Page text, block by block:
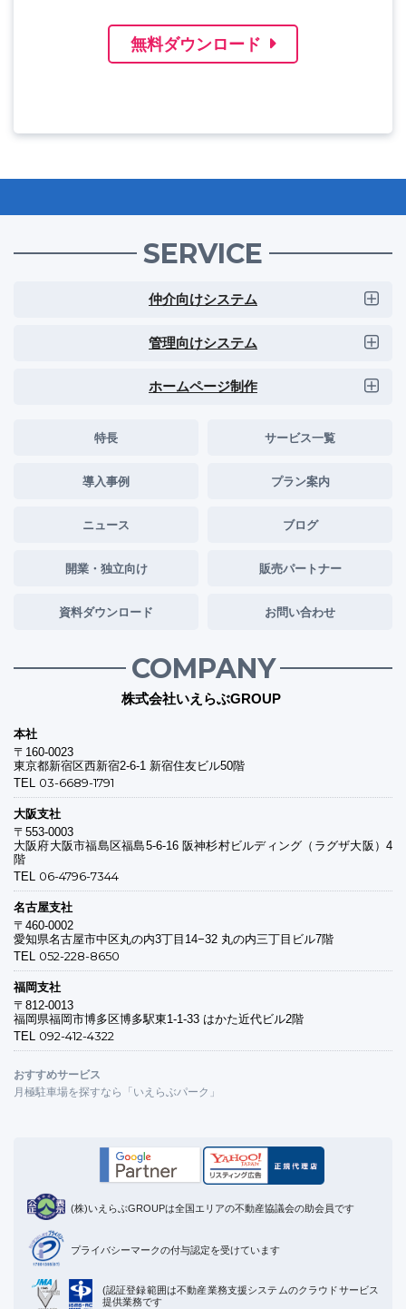
無料ダウンロード
SERVICE
仲介向けシステム
管理向けシステム
ホームページ制作
特長 サービス一覧
導入事例 プラン案内
ニュース ブログ
開業・独立向け 販売パートナー
資料ダウンロード お問い合わせ
COMPANY
株式会社いえらぶGROUP
本社
〒160-0023
東京都新宿区西新宿2-6-1 新宿住友ビル50階
TEL 03-6689-1791
大阪支社
〒553-0003
大阪府大阪市福島区福島5-6-16 阪神杉村ビルディング（ラグザ大阪）4
階
TEL 06-4796-7344
名古屋支社
〒460-0002
愛知県名古屋市中区丸の内3丁目14−32 丸の内三丁目ビル7階
TEL 052-228-8650
福岡支社
〒812-0013
福岡県福岡市博多区博多駅東1-1-33 はかた近代ビル2階
TEL 092-412-4322
おすすめサービス
月極駐車場を探すなら「いえらぶパーク」
(株)いえらぶGROUPは全国エリアの不動産協議会の助会員です
プライバシーマークの付与認定を受けています
(認証登録範囲は不動産業務支援システムのクラウドサービス
提供業務です